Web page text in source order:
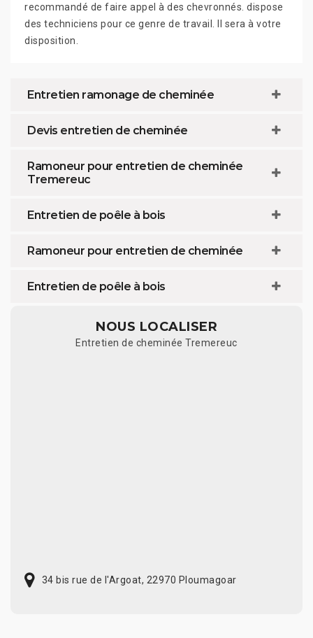
recommandé de faire appel à des chevronnés. dispose
des techniciens pour ce genre de travail. Il sera à votre
disposition.
Entretien ramonage de cheminée
Devis entretien de cheminée
Ramoneur pour entretien de cheminée
Tremereuc
Entretien de poêle à bois
Ramoneur pour entretien de cheminée
Entretien de poêle à bois
NOUS LOCALISER
Entretien de cheminée Tremereuc
34 bis rue de l'Argoat, 22970 Ploumagoar